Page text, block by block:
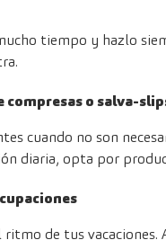
tiempo y hazlo
compresas o salva-
cuando no son
diaria, opta por
de tus